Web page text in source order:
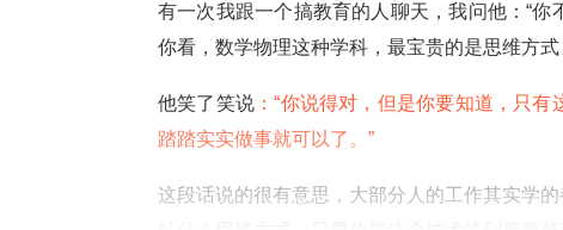
有一次我跟一个搞教育的人聊天，我问他：“
你看，数学物理这种学科，最宝贵的是思维方
他笑了笑说 ：“你说得对，但是你要知道，只
踏踏实实做事就可以了。”
这段话说的很有意思，大部分人的工作其实学